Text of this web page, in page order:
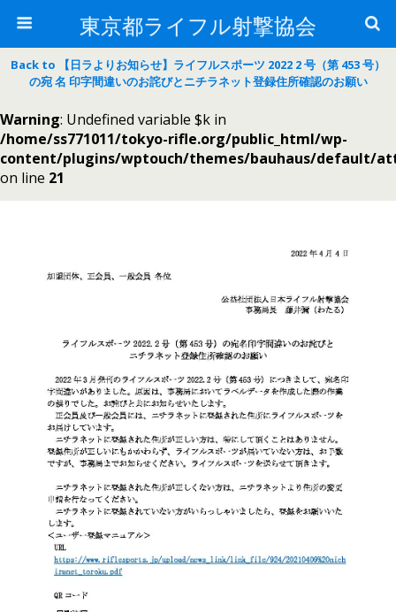
東京都ライフル射撃協会
Back to 【日ラよりお知らせ】ライフルスポーツ 2022 2 号（第 453 号）
の宛 名 印字間違いのお詫びとニチラネット登録住所確認のお願い
Warning: Undefined variable $k in
/home/ss771011/tokyo-rifle.org/public_html/wp-
content/plugins/wptouch/themes/bauhaus/default/
on line 21